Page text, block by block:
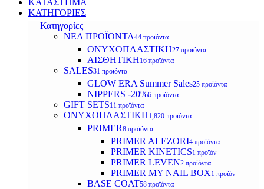
ΚΑΤΑΣΤΗΜΑ
ΚΑΤΗΓΟΡΙΕΣ
Κατηγορίες
ΝΕΑ ΠΡΟΪΟΝΤΑ44 προϊόντα
ΟΝΥΧΟΠΛΑΣΤΙΚΗ27 προϊόντα
ΑΙΣΘΗΤΙΚΗ16 προϊόντα
SALES31 προϊόντα
GLOW ERA Summer Sales25 προϊόντα
NIPPERS -20%6 προϊόντα
GIFT SETS11 προϊόντα
ΟΝΥΧΟΠΛΑΣΤΙΚΗ1,820 προϊόντα
PRIMER8 προϊόντα
PRIMER ALEZORI4 προϊόντα
PRIMER KINETICS1 προϊόν
PRIMER LEVEN2 προϊόντα
PRIMER MY NAIL BOX1 προϊόν
BASE COAT58 προϊόντα